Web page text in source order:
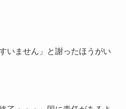
いません」と謝ったほうがい